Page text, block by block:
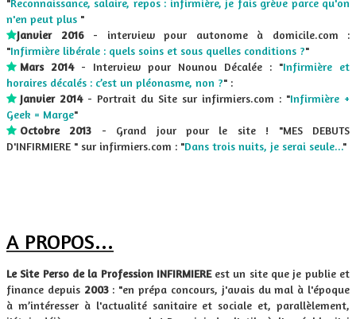
n'en peut plus "
Janvier 2016- interview pour autonome à domicile.com :
"Infirmière libérale : quels soins et sous quelles conditions ?"
Mars 2014- Interview pour Nounou Décalée : "​Infirmière et
horaires décalés : c’est un pléonasme, non ?" :
Janvier 2014- Portrait du Site sur infirmiers.com : "Infirmière +
Geek = Marge"
Octobre 2013 - Grand jour pour le site ! "MES DEBUTS
D'INFIRMIERE " sur infirmiers.com : "Dans trois nuits, je serai seule..."​
A PROPOS...
Le Site Perso de la Profession INFIRMIEREest un site que je publie et
finance depuis 2003: "en prépa concours, j'avais du mal à l'époque
à m’intéresser à l'actualité sanitaire et sociale et, parallèlement,